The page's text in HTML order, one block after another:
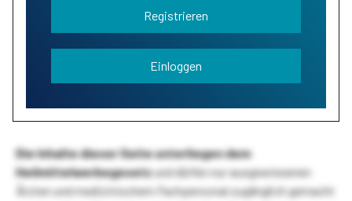
Registrieren
Einloggen
Die Inhalte dieser Seite unterliegen dem
Heilmittelwerbegesetzund dürfen nur ausgewiesenen
Ärzten und medizinischem Fachpersonal zugänglich gemacht